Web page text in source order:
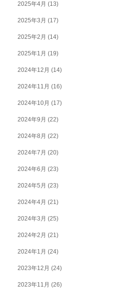
2025年4月 (13)
2025年3月 (17)
2025年2月 (14)
2025年1月 (19)
2024年12月 (14)
2024年11月 (16)
2024年10月 (17)
2024年9月 (22)
2024年8月 (22)
2024年7月 (20)
2024年6月 (23)
2024年5月 (23)
2024年4月 (21)
2024年3月 (25)
2024年2月 (21)
2024年1月 (24)
2023年12月 (24)
2023年11月 (26)